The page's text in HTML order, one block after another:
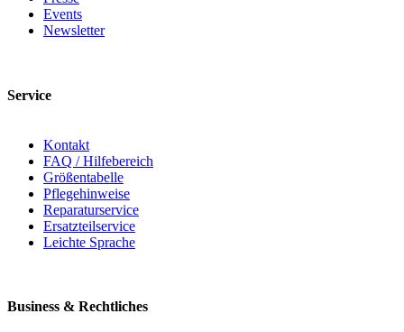
Events
Newsletter
Service
Kontakt
FAQ / Hilfebereich
Größentabelle
Pflegehinweise
Reparaturservice
Ersatzteilservice
Leichte Sprache
Business & Rechtliches